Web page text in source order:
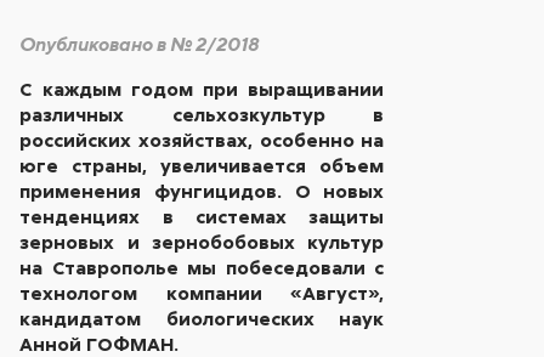
Опубликовано в № 2/2018
С каждым годом при выращивании
различных сельхозкультур в
российских хозяйствах, особенно на
юге страны, увеличивается объем
применения фунгицидов. О новых
тенденциях в системах защиты
зерновых и зернобобовых культур
на Ставрополье мы побеседовали с
технологом компании «Август»,
кандидатом биологических наук
Анной ГОФМАН.